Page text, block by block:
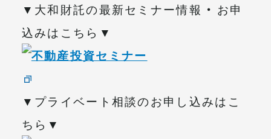
▼大和財託の最新セミナー情報 ・ お申
込みはこちら▼
▼プライベート相談のお申し込みはこ
ちら▼